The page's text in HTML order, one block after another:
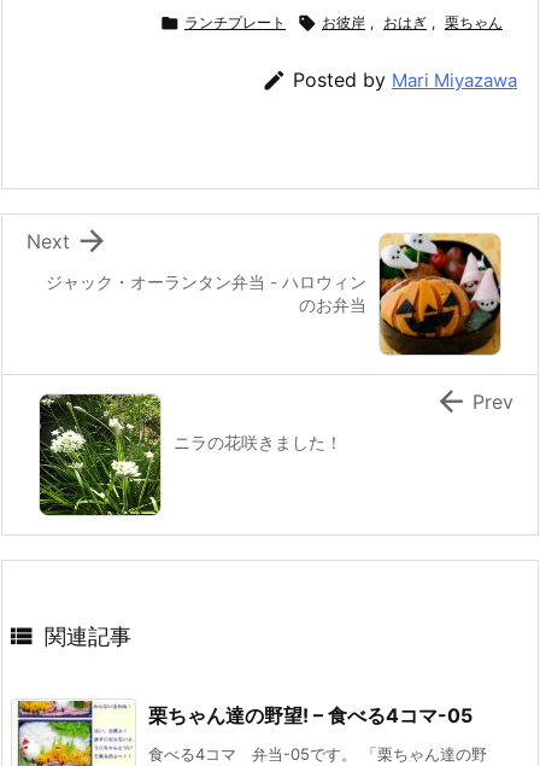
o
k
e er e
a
ai
l
 ランチプレート  お彼岸 , おはぎ , 栗ちゃん
 Posted by Mari Miyazawa
ジャック・オーランタン弁当 - ハロウィン
のお弁当

Next
ニラの花咲きました！
 Prev
 関連記事
栗ちゃん達の野望! – 食べる4コマ-05
食べる4コマ 弁当-05です。 「栗ちゃん達の野